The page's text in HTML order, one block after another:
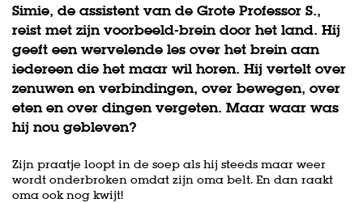
Simie, de assistent van de Grote Professor S.,
reist met zijn voorbeeld-brein door het land. Hij
geeft een wervelende les over het brein aan
iedereen die het maar wil horen. Hij vertelt over
zenuwen en verbindingen, over bewegen, over
eten en over dingen vergeten. Maar waar was
hij nou gebleven?
Zijn praatje loopt in de soep als hij steeds maar weer
wordt onderbroken omdat zijn oma belt. En dan raakt
oma ook nog kwijt!